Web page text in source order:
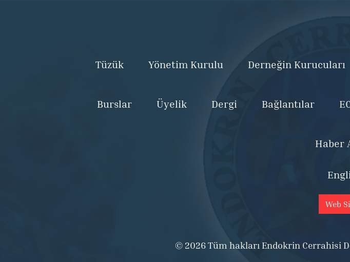
Tüzük Yönetim Kurulu Derneğin Kurucuları
Burslar Üyelik Dergi Bağlantılar
Haber
Web
© 2026 Tüm hakları Endokrin Cerrahisi